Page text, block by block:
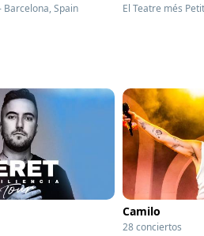
Barcelona, Spain
Camilo
28 conciertos